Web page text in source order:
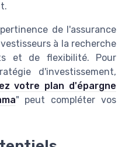
de l'assurance
à la recherche
et de flexibilité. Pour
d'investissement,
votre plan d'épargne
" peut compléter vos